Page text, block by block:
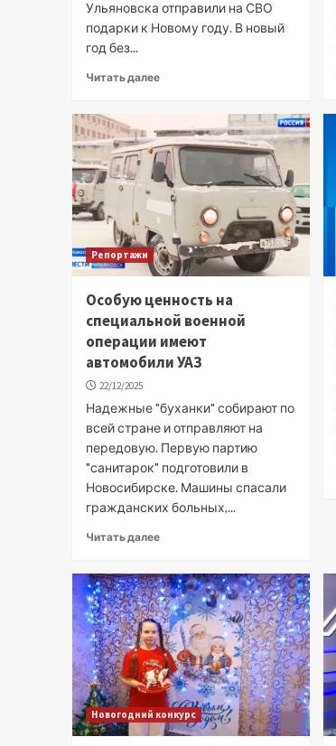
Ульяновска отправили на СВО
подарки к Новому году. В новый
год без...
Читать далее
Репортажи
Особую ценность на
специальной военной
операции имеют
автомобили УАЗ
22/12/2025
Надежные "буханки" собирают по
всей стране и отправляют на
передовую. Первую партию
"санитарок" подготовили в
Новосибирске. Машины спасали
гражданских больных,...
Читать далее
Новогодний конкурс